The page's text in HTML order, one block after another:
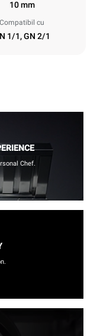
10 mm
Compatibil cu
1/1, GN 2/1
Chef.